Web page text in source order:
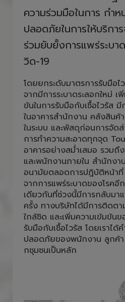
ความร่วมมือในการ กำ
ปลอดภัยในการให้บริก
ร่วมยับยั้งการแพร่ระบา
วิด-19
โดยยกระดับมาตรการรับมือไ
จากมีการระบาดระลอกใหม่ เ
ข้นในการรับมือกับเชื้อไวรัส มี
ในอาคารสำนักงาน คลังสินค้
ในระบบ และพัสดุก่อนการจัดส่
การทำความสะอาดทุกจุด
อาคารอย่างสม่ำเสมอ รวม
และพนักงานภายใน สำนักงา
อนามัยตลอดการปฎิบัติหน้า
จากการแพร่ระบาดของโรค
เดียวกันที่ช่วงนี้มีการกลับมา
ครั้ง ทางบริษัทได้มีการติดต
ใกล้ชิด และเพิ่มความเข้มข้น
รับมือกับเชื้อไวรัส โดยเราได้
ปลอดภัยของพนักงาน ลูกค้า
กชุมชนเป็นหลัก